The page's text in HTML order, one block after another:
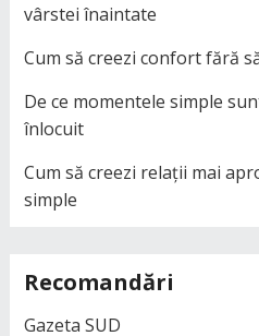
vârstei înaintate
Cum să creezi confort fără
De ce momentele simple
înlocuit
Cum să creezi relații mai
simple
Recomandări
Gazeta SUD